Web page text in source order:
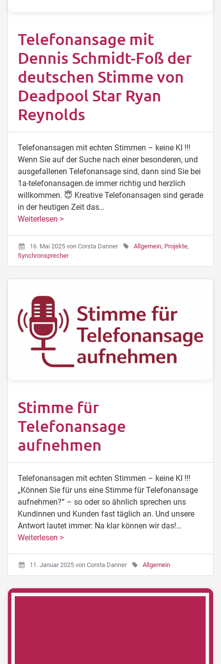
Telefonansage mit
Dennis Schmidt-Foß der
deutschen Stimme von
Deadpool Star Ryan
Reynolds
Telefonansagen mit echten Stimmen – keine KI !!!
Wenn Sie auf der Suche nach einer besonderen, und
ausgefallenen Telefonansage sind, dann sind Sie bei
1a-telefonansagen.de immer richtig und herzlich
willkommen. 😇 Kreative Telefonansagen sind gerade
in der heutigen Zeit das…
Weiterlesen >
16. Mai 2025 von Corsta Danner Allgemein, Projekte,
Synchronsprecher
Stimme für
Telefonansage
aufnehmen
Telefonansagen mit echten Stimmen – keine KI !!!
„Können Sie für uns eine Stimme für Telefonansage
aufnehmen?“ – so oder so ähnlich sprechen uns
Kundinnen und Kunden fast täglich an. Und unsere
Antwort lautet immer: Na klar können wir das!…
Weiterlesen >
11. Januar 2025 von Corsta Danner Allgemein